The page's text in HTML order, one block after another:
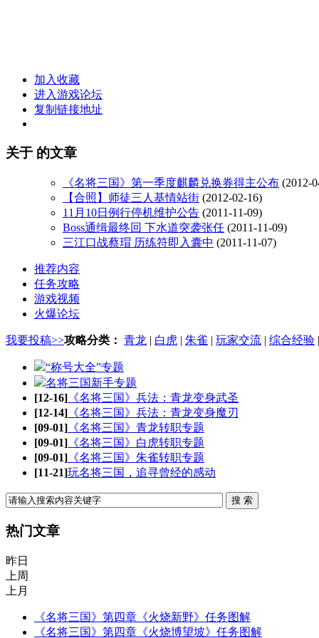
加入收藏
进入游戏论坛
复制链接地址
关于 的文章
《名将三国》第一季度麒麟兑换券得主公布 (2012-
【合照】师徒三人基情站街 (2012-02-16)
11月10日例行停机维护公告 (2011-11-09)
Boss通缉最终回 下水道突袭张任 (2011-11-09)
三江口战蔡瑁 历练符即入囊中 (2011-11-07)
推荐内容
任务攻略
游戏视频
火爆论坛
我要投稿>>攻略分类： 青龙 | 白虎 | 朱雀 | 玩家交流 | 综合经验 |
“称号大全”专题
名将三国新手专题
[12-16] 《名将三国》兵法：青龙变身武圣
[12-14] 《名将三国》兵法：青龙变身魔刃
[09-01] 《名将三国》青龙转职专题
[09-01] 《名将三国》白虎转职专题
[09-01] 《名将三国》朱雀转职专题
[11-21]玩名将三国，追寻曾经的感动
热门文章
昨日
上周
上月
《名将三国》第四章《火烧新野》任务图解
《名将三国》第四章《火烧博望坡》任务图解